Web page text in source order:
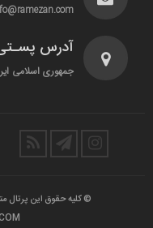
آدرس
جمهوری اسلامی
© کلیه حقوق این پرتال